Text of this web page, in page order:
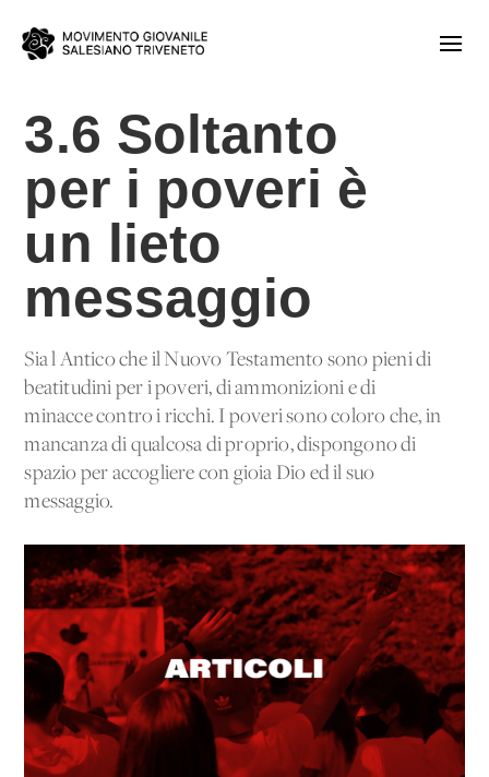
3.6 Soltanto
per i poveri è
un lieto
messaggio
Sia l'Antico che il Nuovo Testamento sono pieni di
beatitudini per i poveri, di ammonizioni e di
minacce contro i ricchi. I poveri sono coloro che, in
mancanza di qualcosa di proprio, dispongono di
spazio per accogliere con gioia Dio ed il suo
messaggio.